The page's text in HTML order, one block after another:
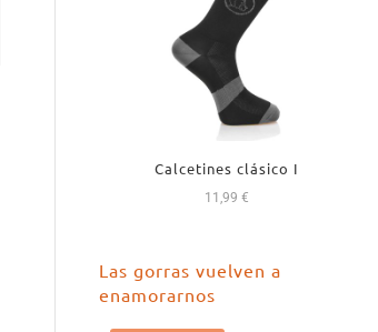
Calcetines clásico I
11,99€
Las gorras vuelven a
enamorarnos